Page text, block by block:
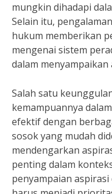
mungkin dihadapi
Selain itu,
hukum memberikan
mengenai sistem
dalam
Salah satu
kemampuannya
efektif dengan
sosok yang mudah
mendengarkan
penting dalam
penyampaian